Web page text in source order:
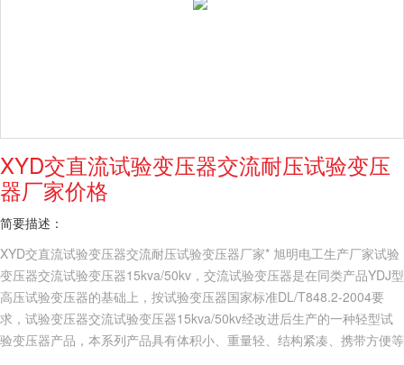
XYD交直流试验变压器交流耐压试验变压
器厂家价格
简要描述：
XYD交直流试验变压器交流耐压试验变压器厂家* 旭明电工生产厂家试验
变压器交流试验变压器15kva/50kv，交流试验变压器是在同类产品YDJ型
高压试验变压器的基础上，按试验变压器国家标准DL/T848.2-2004要
求，试验变压器交流试验变压器15kva/50kv经改进后生产的一种轻型试
验变压器产品，本系列产品具有体积小、重量轻、结构紧凑、携带方便等